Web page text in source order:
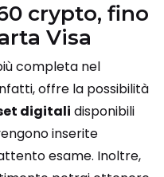
crypto, fino
Visa
completa nel
offre la possibilità
digitali disponibili
inserite
esame. Inoltre,